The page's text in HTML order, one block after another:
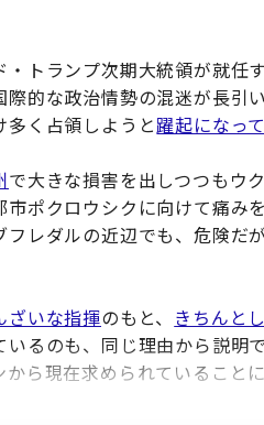
トランプ次期大統領が就任
的な政治情勢の混迷が長引
多く占領しようと躍起になっ
で大きな損害を出しつつもウ
ポクロウシクに向けて痛み
レダルの近辺でも、危険だ
ざいな指揮のもと、 きちんと
いるのも、同じ理由から説明
ら現在求められていること